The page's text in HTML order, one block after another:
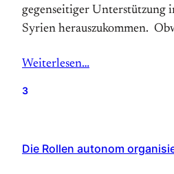
gegenseitiger Unterstützung
Syrien herauszukommen.
Weiterlesen…
3
Die Rollen autonom